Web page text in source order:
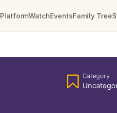
PlatformWatchEventsFamily Tree
Category